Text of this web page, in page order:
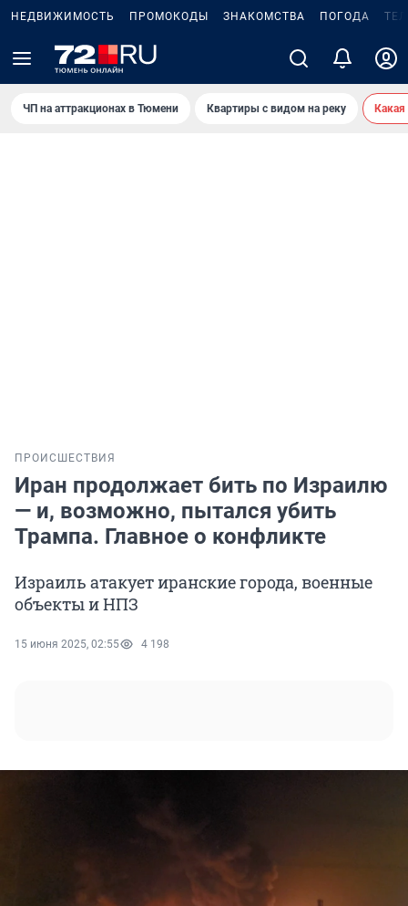
НЕДВИЖИМОСТЬ ПРОМОКОДЫ ЗНАКОМСТВА ПОГОДА
ЧП на аттракционах в Тюмени Квартиры с видом на реку
ПРОИСШЕСТВИЯ
Иран продолжает бить по Израилю
— и, возможно, пытался убить
Трампа. Главное о конфликте
Израиль атакует иранские города, военные
объекты и НПЗ
15 июня 2025, 02:55 4 198